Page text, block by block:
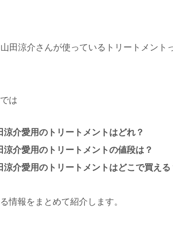
田涼介さんが使っているトリートメント
は
涼介愛用のトリートメントはどれ？
涼介愛用のトリートメントの値段は？
涼介愛用のトリートメントはどこで買える
情報をまとめて紹介します。